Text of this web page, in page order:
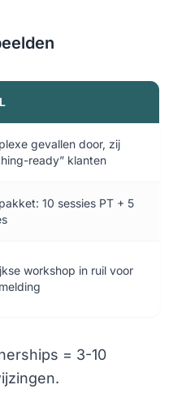
gevallen door, zij
ready” klanten
10 sessies PT + 5
workshop in ruil voor
= 3-10